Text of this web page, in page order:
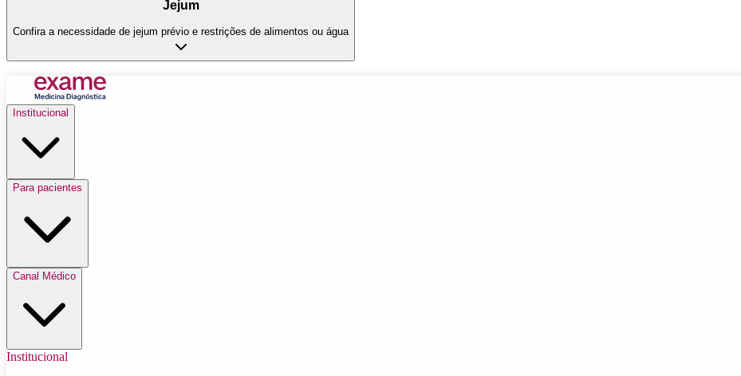
Jejum
Confira a necessidade de jejum prévio e restrições de alimentos ou água
Institucional
Para pacientes
Canal Médico
Institucional